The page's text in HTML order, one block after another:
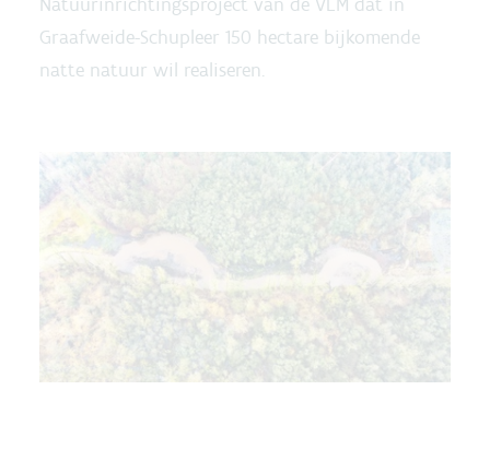
Graafweide-Schupleer 150 hectare bijkomende
natte natuur wil realiseren.